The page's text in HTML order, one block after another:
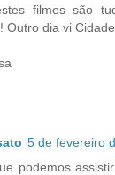
filmes são
Outro dia vi
5 de fevereiro
podemos